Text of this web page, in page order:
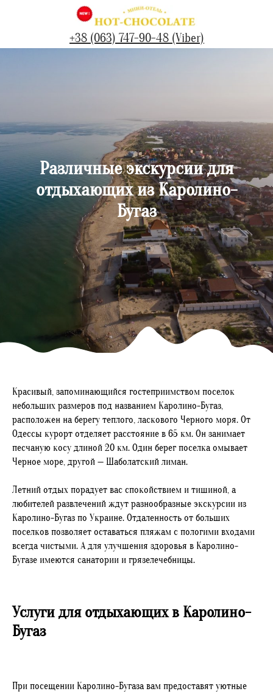
+38 (063) 747-90-48 (Viber)
Различные экскурсии для
отдыхающих из Каролино-
Бугаз
Красивый, запоминающийся гостеприимством поселок
небольших размеров под названием Каролино-Бугаз,
расположен на берегу теплого, ласкового Черного моря. От
Одессы курорт отделяет расстояние в 65 км. Он занимает
песчаную косу длиной 20 км. Один берег поселка омывает
Черное море, другой — Шаболатский лиман.
Летний отдых порадует вас спокойствием и тишиной, а
любителей развлечений ждут разнообразные экскурсии из
Каролино-Бугаз по Украине. Отдаленность от больших
поселков позволяет оставаться пляжам с пологими входами
всегда чистыми. А для улучшения здоровья в Каролино-
Бугазе имеются санатории и грязелечебницы.
Услуги для отдыхающих в Каролино-
Бугаз
При посещении Каролино-Бугаза вам предоставят уютные